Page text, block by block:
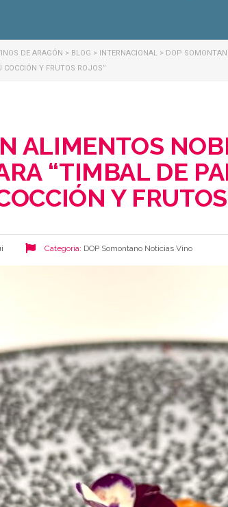
DE ARAGÓN > BLOG > INTERNACIONAL > DOP
COCCIÓN Y FRUTOS ROJOS”
ALIMENTOS
“TIMBAL DE
Y
Categoría: DOP Somontano Noticias Vino